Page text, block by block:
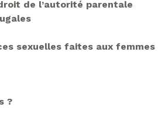
de l’autorité parentale
sexuelles faites aux femmes
?